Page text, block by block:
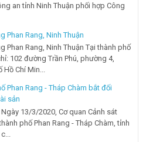
an tỉnh Ninh Thuận phối hợp Công
Phan Rang, Ninh Thuận
Phan Rang, Ninh Thuận Tại thành phố
102 đường Trần Phú, phường 4,
Hồ Chí Min...
Phan Rang - Tháp Chàm bắt đối
sản
13/3/2020, Cơ quan Cảnh sát
phố Phan Rang - Tháp Chàm, tỉnh